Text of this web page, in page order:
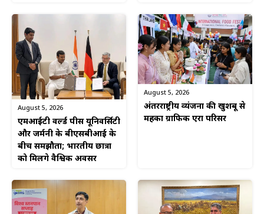
August 5, 2026
एमआईटी वर्ल्ड पीस यूनिवर्सिटी
और जर्मनी के बीएसबीआई के
बीच समझौता; भारतीय छात्रों
को मिलेंगे वैश्विक अवसर
August 5, 2026
अंतरराष्ट्रीय व्यंजनों की खुशबू से
महका ग्राफिक एरा परिसर